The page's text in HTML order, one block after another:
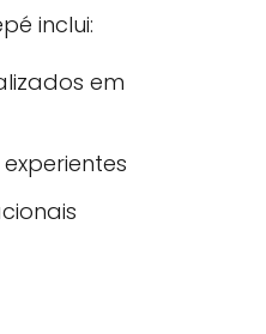
inclui:
em